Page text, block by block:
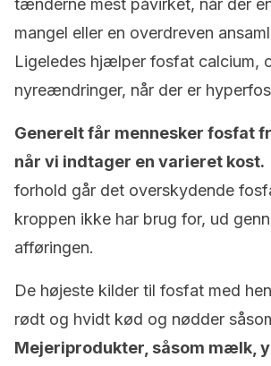
tænderne mest påvirket, når der
mangel eller en overdreven
Ligeledes hjælper fosfat calcium,
nyreændringer, når der er
Generelt får mennesker fosfat
når vi indtager en varieret kost.
forhold går det overskydende
kroppen ikke har brug for, ud
afføringen.
De højeste kilder til fosfat med
rødt og hvidt kød og nødder
Mejeriprodukter, såsom mælk,